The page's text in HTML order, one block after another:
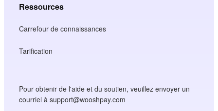
Ressources
Carrefour de connaissances
Tarification
Pour obtenir de l'aide et du soutien, veuillez envoyer un
courriel à support@wooshpay.com